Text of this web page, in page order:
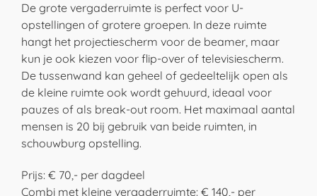
De grote vergaderruimte is perfect voor U-
opstellingen of grotere groepen. In deze ruimte
hangt het projectiescherm voor de beamer, maar
kun je ook kiezen voor flip-over of televisiescherm.
De tussenwand kan geheel of gedeeltelijk open als
de kleine ruimte ook wordt gehuurd, ideaal voor
pauzes of als break-out room. Het maximaal aantal
mensen is 20 bij gebruik van beide ruimten, in
schouwburg opstelling.
Prijs: € 70,- per dagdeel
Combi met kleine vergaderruimte: € 140,- per